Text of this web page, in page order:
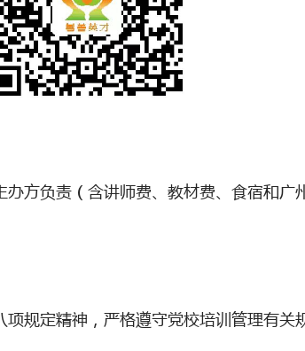
方负责（含讲师费、教材费、食宿和广
规定精神，严格遵守党校培训管理有关